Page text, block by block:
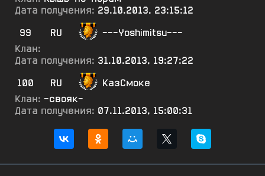
Дата получения: 29.10.2013, 23:15:12
99
RU
---Yoshimitsu---
Клан:
Дата получения: 31.10.2013, 19:27:22
100
RU
КазСмоке
Клан: -свояк-
Дата получения: 07.11.2013, 15:00:31